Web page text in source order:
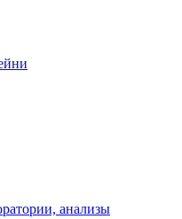
анализы